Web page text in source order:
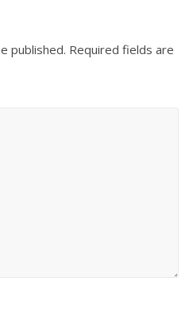
published. Required fields are